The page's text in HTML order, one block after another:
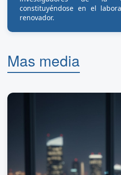
constituyéndose en el
renovador.
Mas media